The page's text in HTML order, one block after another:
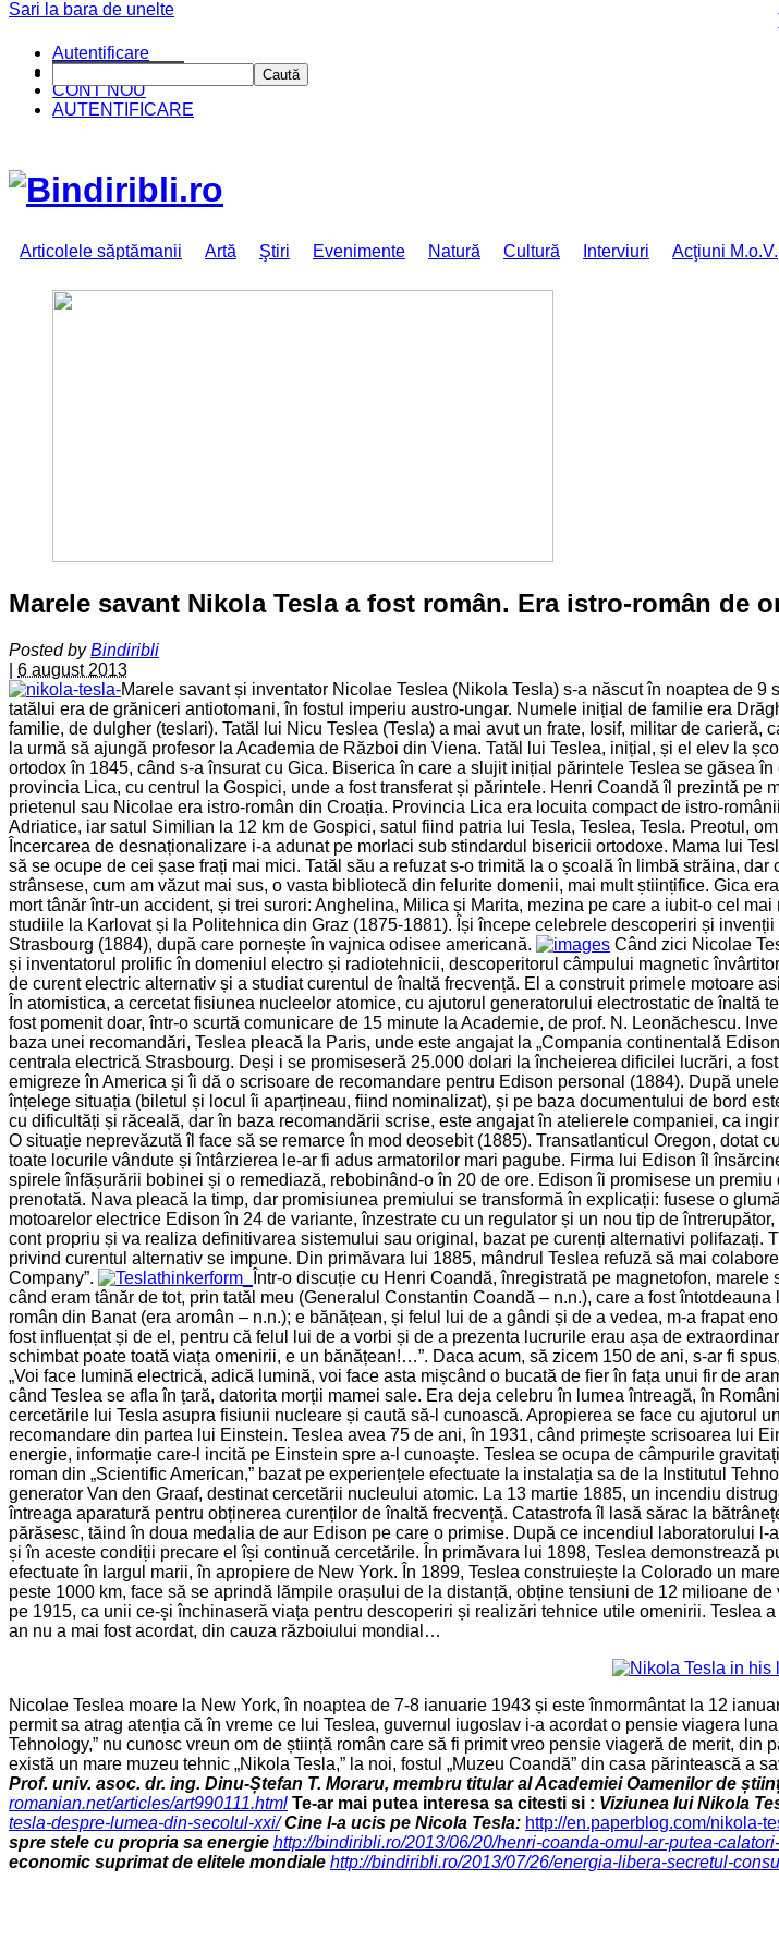
CINE SUNTEM?
CONT NOU
AUTENTIFICARE
Articolele săptămanii Artă Ştiri Evenimente Natură Cultură Interviuri Acţiuni M.o.V.
Marele savant Nikola Tesla a fost român. Era istro-român de
Posted byBindiribli
6 august 2013
Marele savant și inventator Nicolae Teslea (Nikola Tesla) s-a născut în noaptea de
tatălui era de grăniceri antiotomani, în fostul imperiu austro-ungar. Numele inițial de familie era
familie, de dulgher (teslari). Tatăl lui Nicu Teslea (Tesla) a mai avut un frate, Iosif, militar de
la urmă să ajungă profesor la Academia de Război din Viena. Tatăl lui Teslea, inițial, și el elev la
ortodox în 1845, când s-a însurat cu Gica. Biserica în care a slujit inițial părintele Teslea se găsea
provincia Lica, cu centrul la Gospici, unde a fost transferat și părintele. Henri Coandă îl prezintă
prietenul sau Nicolae era istro-român din Croația. Provincia Lica era locuita compact de istro-
Adriatice, iar satul Similian la 12 km de Gospici, satul fiind patria lui Tesla, Teslea, Tesla. Preotul,
Încercarea de desnaționalizare i-a adunat pe morlaci sub stindardul bisericii ortodoxe. Mama lui
să se ocupe de cei șase frați mai mici. Tatăl său a refuzat s-o trimită la o școală în limbă străina,
strânsese, cum am văzut mai sus, o vasta bibliotecă din felurite domenii, mai mult științifice. Gica
mort tânăr într-un accident, și trei surori: Anghelina, Milica și Marita, mezina pe care a iubit-o cel
studiile la Karlovat și la Politehnica din Graz (1875-1881). Își începe celebrele descoperiri și
Strasbourg (1884), după care pornește în vajnica odisee americană.
Când zici Nicolae
și inventatorul prolific în domeniul electro și radiotehnicii, descoperitorul câmpului magnetic
de curent electric alternativ și a studiat curentul de înaltă frecvență. El a construit primele motoare
În atomistica, a cercetat fisiunea nucleelor atomice, cu ajutorul generatorului electrostatic de
fost pomenit doar, într-o scurtă comunicare de 15 minute la Academie, de prof. N. Leonăchescu.
baza unei recomandări, Teslea pleacă la Paris, unde este angajat la „Compania continentală
centrala electrică Strasbourg. Deși i se promiseseră 25.000 dolari la încheierea dificilei lucrări, a
emigreze în America și îi dă o scrisoare de recomandare pentru Edison personal (1884). După
înțelege situația (biletul și locul îi aparțineau, fiind nominalizat), și pe baza documentului de bord
cu dificultăți și răceală, dar în baza recomandării scrise, este angajat în atelierele companiei, ca
O situație neprevăzută îl face să se remarce în mod deosebit (1885). Transatlanticul Oregon, dotat
toate locurile vândute și întârzierea le-ar fi adus armatorilor mari pagube. Firma lui Edison îl
spirele înfășurării bobinei și o remediază, rebobinând-o în 20 de ore. Edison îi promisese un
prenotată. Nava pleacă la timp, dar promisiunea premiului se transformă în explicații: fusese o
motoarelor electrice Edison în 24 de variante, înzestrate cu un regulator și un nou tip de
cont propriu și va realiza definitivarea sistemului sau original, bazat pe curenți alternativi polifazați.
privind curentul alternativ se impune. Din primăvara lui 1885, mândrul Teslea refuză să mai
Company”.
Într-o discuție cu Henri Coandă, înregistrată pe magnetofon,
când eram tânăr de tot, prin tatăl meu (Generalul Constantin Coandă – n.n.), care a fost
român din Banat (era aromân – n.n.); e bănățean, și felul lui de a gândi și de a vedea, m-a frapat
fost influențat și de el, pentru că felul lui de a vorbi și de a prezenta lucrurile erau așa de
schimbat poate toată viața omenirii, e un bănățean!…”. Daca acum, să zicem 150 de ani, s-ar fi
„Voi face lumină electrică, adică lumină, voi face asta mișcând o bucată de fier în fața unui fir de
când Teslea se afla în țară, datorita morții mamei sale. Era deja celebru în lumea întreagă, în
cercetările lui Tesla asupra fisiunii nucleare și caută să-l cunoască. Apropierea se face cu ajutorul
recomandare din partea lui Einstein. Teslea avea 75 de ani, în 1931, când primește scrisoarea lui
energie, informație care-l incită pe Einstein spre a-l cunoaște. Teslea se ocupa de câmpurile
roman din „Scientific American,” bazat pe experiențele efectuate la instalația sa de la Institutul
generator Van den Graaf, destinat cercetării nucleului atomic. La 13 martie 1885, un incendiu
întreaga aparatură pentru obținerea curenților de înaltă frecvență. Catastrofa îl lasă sărac la
părăsesc, tăind în doua medalia de aur Edison pe care o primise. După ce incendiul laboratorului
și în aceste condiții precare el își continuă cercetările. În primăvara lui 1898, Teslea
efectuate în largul marii, în apropiere de New York. În 1899, Teslea construiește la Colorado un
peste 1000 km, face să se aprindă lămpile orașului de la distanță, obține tensiuni de 12 milioane
pe 1915, ca unii ce-și închinaseră viața pentru descoperiri și realizări tehnice utile omenirii. Teslea
an nu a mai fost acordat, din cauza războiului mondial…
Nicolae Teslea moare la New York, în noaptea de 7-8 ianuarie 1943 și este înmormântat la 12
permit sa atrag atenția că în vreme ce lui Teslea, guvernul iugoslav i-a acordat o pensie viagera
Tehnology,” nu cunosc vreun om de știință român care să fi primit vreo pensie viageră de merit,
există un mare muzeu tehnic „Nikola Tesla,” la noi, fostul „Muzeu Coandă” din casa părintească
Prof. univ. asoc. dr. ing. Dinu-Ștefan T. Moraru, membru titular al Academiei Oamenilor de
romanian.net/articles/art990111.html Te-ar mai putea interesa sa citesti si : Viziunea lui Nikola
tesla-despre-lumea-din-secolul-xxi/ Cine l-a ucis pe Nicola Tesla: http://en.paperblog.com/nikola-
spre stele cu propria sa energie http://bindiribli.ro/2013/06/20/henri-coanda-omul-ar-putea-
economic suprimat de elitele mondiale http://bindiribli.ro/2013/07/26/energia-libera-secretul-
Sari la bara de unelte
Autentificare
Caută